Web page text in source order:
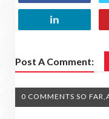
Post A Comment:
0 COMMENTS SO